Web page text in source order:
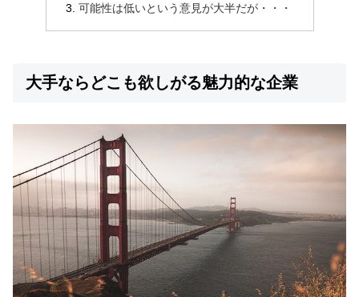
可能性は低いという意見が大半だが・・・
大手ならどこも欲しがる魅力的な企業